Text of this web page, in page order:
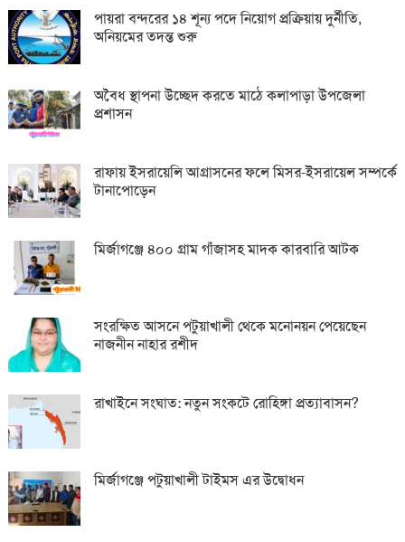
পায়রা বন্দরের ১৪ শূন্য পদে নিয়োগ প্রক্রিয়ায় দুর্নীতি,
অনিয়মের তদন্ত শুরু
অবৈধ স্থাপনা উচ্ছেদ করতে মাঠে কলাপাড়া উপজেলা
প্রশাসন
রাফায় ইসরায়েলি আগ্রাসনের ফলে মিসর-ইসরায়েল সম্পর্কে
টানাপোড়েন
মির্জাগঞ্জে ৪০০ গ্রাম গাঁজাসহ মাদক কারবারি আটক
সংরক্ষিত আসনে পটুয়াখালী থেকে মনোনয়ন পেয়েছেন
নাজনীন নাহার রশীদ
রাখাইনে সংঘাত: নতুন সংকটে রোহিঙ্গা প্রত্যাবাসন?
মির্জাগঞ্জে পটুয়াখালী টাইমস এর উদ্বোধন